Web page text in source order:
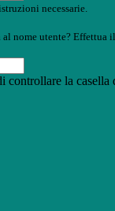
necessarie.
nome utente? Effettua
controllare la casella